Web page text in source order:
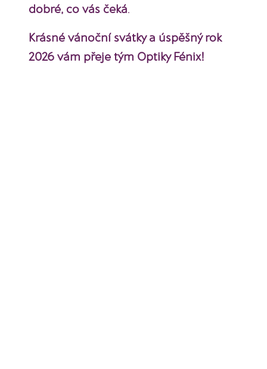
dobré, co vás čeká
Krásné vánoční svátky a úspěšný rok
2026 vám přeje tým Optiky Fénix!